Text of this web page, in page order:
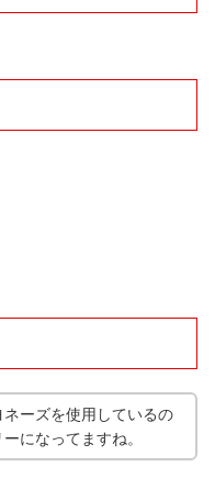
ーズを使用しているの
になってますね。